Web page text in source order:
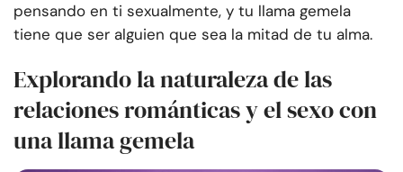
pensando en ti sexualmente, y tu llama gemela
tiene que ser alguien que sea la mitad de tu alma.
Explorando la naturaleza de las
relaciones románticas y el sexo con
una llama gemela